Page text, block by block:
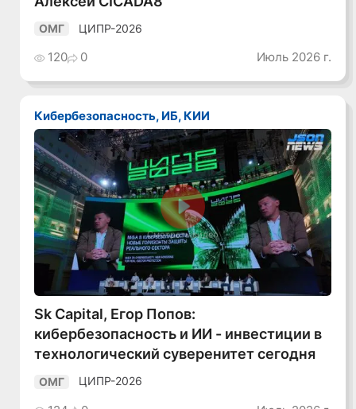
ОМГ ЦИПР-2026
120 0 Июль 2026 г.
Кибербезопасность, ИБ, КИИ
Смотреть видео
Sk Capital, Егор Попов:
кибербезопасность и ИИ - инвестиции в
технологический суверенитет сегодня
ОМГ ЦИПР-2026